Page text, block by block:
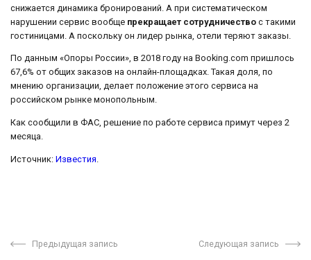
снижается динамика бронирований. А при систематическом
нарушении сервис вообще прекращает сотрудничество с такими
гостиницами. А поскольку он лидер рынка, отели теряют заказы.
По данным «Опоры России», в 2018 году на Booking.com пришлось
67,6% от общих заказов на онлайн-площадках. Такая доля, по
мнению организации, делает положение этого сервиса на
российском рынке монопольным.
Как сообщили в ФАС, решение по работе сервиса примут через 2
месяца.
Источник: Известия.
Предыдущая запись Следующая запись